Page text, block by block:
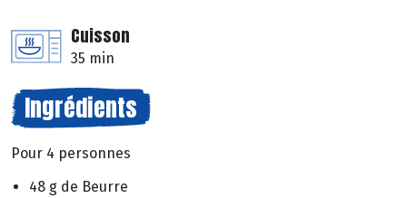
Cuisson
35 min
Ingrédients
Pour 4 personnes
48 g de Beurre